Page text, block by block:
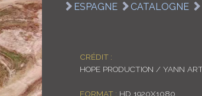
ESPAGNE CATALOGNE
CRÉDIT :
HOPE PRODUCTION / YANN
FORMAT : HD 1920X1080